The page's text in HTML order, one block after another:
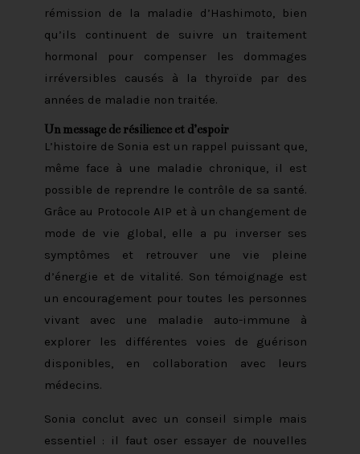
rémission de la maladie d’Hashimoto, bien
qu’ils continuent de suivre un traitement
hormonal pour compenser les dommages
irréversibles causés à la thyroïde par des
années de maladie non traitée.
Un message de résilience et d’espoir
L’histoire de Sonia est un rappel puissant que,
même face à une maladie chronique, il est
possible de reprendre le contrôle de sa santé.
Grâce au Protocole AIP et à un changement de
mode de vie global, elle a pu inverser ses
symptômes et retrouver une vie pleine
d’énergie et de vitalité. Son témoignage est
un encouragement pour toutes les personnes
vivant avec une maladie auto-immune à
explorer les différentes voies de guérison
disponibles, en collaboration avec leurs
médecins.
Sonia conclut avec un conseil simple mais
essentiel : il faut oser essayer de nouvelles